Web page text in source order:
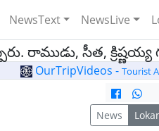
NewsText NewsLive
రాముడు, సీత, క్రిష్ణయ్య
OurTripVideos - Tourist
News